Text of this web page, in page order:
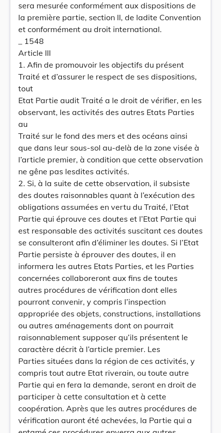
sera mesurée conformément aux dispositions de
la première partie, section II, de ladite Convention
et conformément au droit international.
_ 1548
Article III
1. Afin de promouvoir les objectifs du présent
Traité et d’assurer le respect de ses dispositions,
tout
Etat Partie audit Traité a le droit de vérifier, en les
observant, les activités des autres Etats Parties
au
Traité sur le fond des mers et des océans ainsi
que dans leur sous-sol au-delà de la zone visée à
l’article premier, à condition que cette observation
ne gêne pas lesdites activités.
2. Si, à la suite de cette observation, il subsiste
des doutes raisonnables quant à l’exécution des
obligations assumées en vertu du Traité, l’Etat
Partie qui éprouve ces doutes et l’Etat Partie qui
est responsable des activités suscitant ces doutes
se consulteront afin d’éliminer les doutes. Si l’Etat
Partie persiste à éprouver des doutes, il en
informera les autres Etats Parties, et les Parties
concernées collaboreront aux fins de toutes
autres procédures de vérification dont elles
pourront convenir, y compris l’inspection
appropriée des objets, constructions, installations
ou autres aménagements dont on pourrait
raisonnablement supposer qu’ils présentent le
caractère décrit à l’article premier. Les
Parties situées dans la région de ces activités, y
compris tout autre Etat riverain, ou toute autre
Partie qui en fera la demande, seront en droit de
participer à cette consultation et à cette
coopération. Après que les autres procédures de
vérification auront été achevées, la Partie qui a